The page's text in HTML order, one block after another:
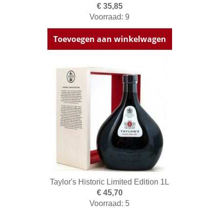
€ 35,85
Voorraad: 9
Toevoegen aan winkelwagen
Taylor's Historic Limited Edition 1L
€ 45,70
Voorraad: 5